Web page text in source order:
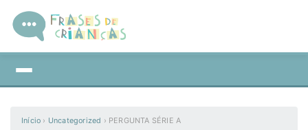
Início › Uncategorized › PERGUNTA SÉRIE A